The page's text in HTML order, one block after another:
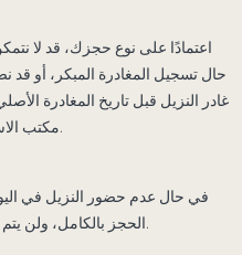
اعتمادًا على نوع حجزك، قد لا
حال تسجيل المغادرة المبكر، أو
غادر النزيل قبل تاريخ المغادرة
مكتب الاستقبال في الفندق لمزيد من المعلومات.
في حال عدم حضور النزيل في
الحجز بالكامل، ولن يتم ردّ المبلغ الإجمالي المدفوع وقت الحجز.